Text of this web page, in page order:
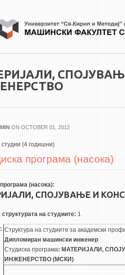
ON OCTOBER 01, 2012
студии (4 годишни)
програма (насока)
(насока):
СПОЈУВАЊЕ И
на студиите: 1
Структура на студиите за академски
Дипломиран машински инженер
Студиска програма: МАТЕРИЈАЛИ,
ИНЖЕНЕРСТВО (МСКИ)